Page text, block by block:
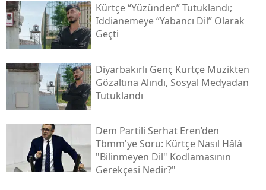
Kürtçe “yüzünden” Tutuklandı;
Iddianemeye “yabancı Dil” Olarak
Geçti
Diyarbakırlı Genç Kürtçe Müzikten
Gözaltına Alındı, Sosyal Medyadan
Tutuklandı
Dem Partili Serhat Eren’den
Tbmm'ye Soru: Kürtçe Nasıl Hâlâ
"bilinmeyen Dil" Kodlamasının
Gerekçesi Nedir?"